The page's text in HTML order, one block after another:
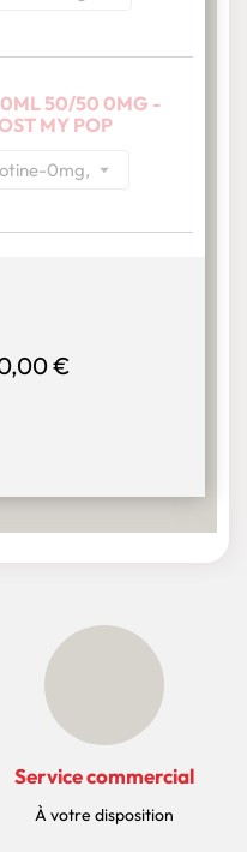
50/50 0MG -
MY POP
€
Service commercial
À votre disposition